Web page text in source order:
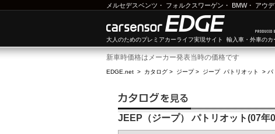
メルセデスベンツ ・ フォルクスワーゲン ・ BMW・ アウデ
大人のためのプレミアカーライフ実現サイト 輸入車・外車のカ
新車時価格はメーカー発表当時の価格です
EDGE.net > カタログ > ジープ> ジープ パトリオット > パ
JEEP（ジープ） パトリオット(07年